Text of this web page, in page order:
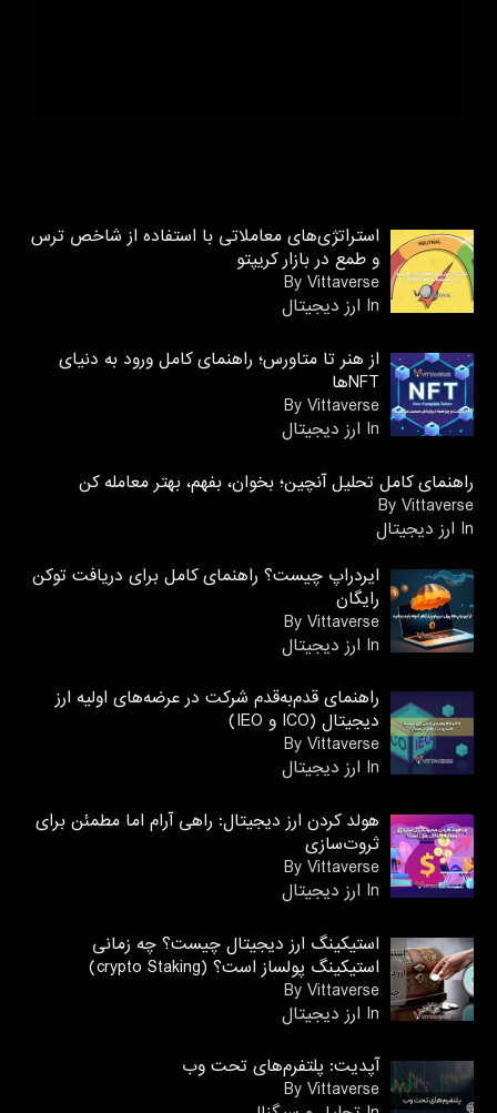
استراتژی‌های معاملاتی با استفاده از شاخص ترس
و طمع در بازار کریپتو
By Vittaverse
In ارز دیجیتال
از هنر تا متاورس؛ راهنمای کامل ورود به دنیای
NFTها
By Vittaverse
In ارز دیجیتال
راهنمای کامل تحلیل آنچین؛ بخوان، بفهم، بهتر معامله کن
By Vittaverse
In ارز دیجیتال
ایردراپ چیست؟ راهنمای کامل برای دریافت توکن
رایگان
By Vittaverse
In ارز دیجیتال
راهنمای قدم‌به‌قدم شرکت در عرضه‌های اولیه ارز
دیجیتال (ICO و IEO)
By Vittaverse
In ارز دیجیتال
هولد کردن ارز دیجیتال: راهی آرام اما مطمئن برای
ثروت‌سازی
By Vittaverse
In ارز دیجیتال
استیکینگ ارز دیجیتال چیست؟ چه زمانی
استیکینگ پولساز است؟ (crypto Staking)
By Vittaverse
In ارز دیجیتال
آپدیت: پلتفرم‌های تحت وب
By Vittaverse